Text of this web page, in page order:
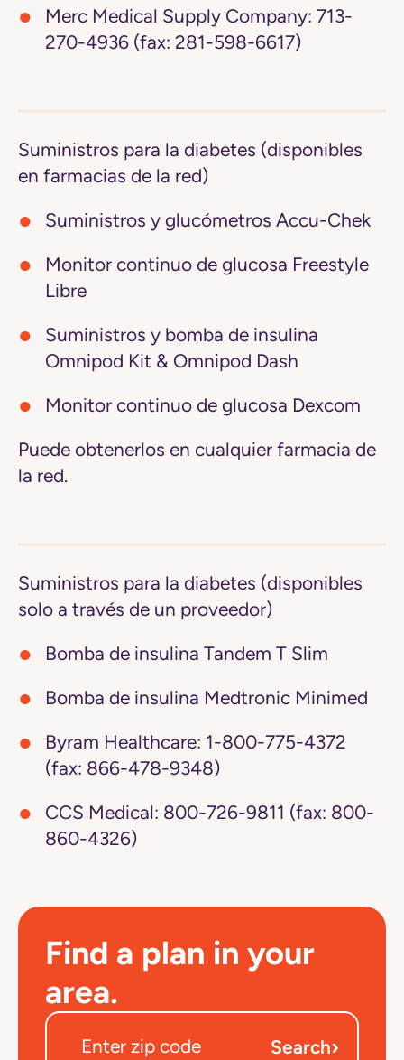
Merc Medical Supply Company: 713-
270-4936 (fax: 281-598-6617)
Suministros para la diabetes (disponibles
en farmacias de la red)
Suministros y glucómetros Accu-Chek
Monitor continuo de glucosa Freestyle
Libre
Suministros y bomba de insulina
Omnipod Kit & Omnipod Dash
Monitor continuo de glucosa Dexcom
Puede obtenerlos en cualquier farmacia de
la red.
Suministros para la diabetes (disponibles
solo a través de un proveedor)
Bomba de insulina Tandem T Slim
Bomba de insulina Medtronic Minimed
Byram Healthcare: 1-800-775-4372
(fax: 866-478-9348)
CCS Medical: 800-726-9811 (fax: 800-
860-4326)
Find a plan in your
area.
Search›